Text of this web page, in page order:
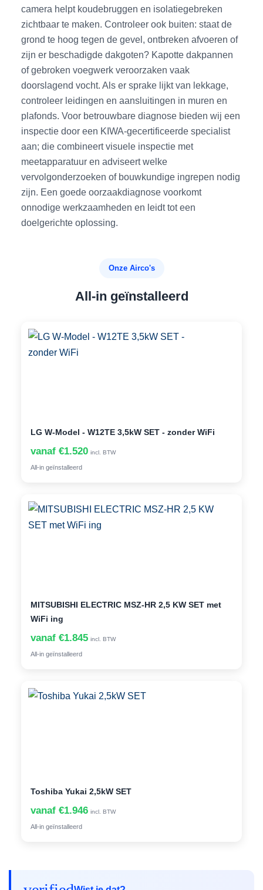
camera helpt koudebruggen en isolatiegebreken
zichtbaar te maken. Controleer ook buiten: staat de
grond te hoog tegen de gevel, ontbreken afvoeren of
zijn er beschadigde dakgoten? Kapotte dakpannen
of gebroken voegwerk veroorzaken vaak
doorslagend vocht. Als er sprake lijkt van lekkage,
controleer leidingen en aansluitingen in muren en
plafonds. Voor betrouwbare diagnose bieden wij een
inspectie door een KIWA-gecertificeerde specialist
aan; die combineert visuele inspectie met
meetapparatuur en adviseert welke
vervolgonderzoeken of bouwkundige ingrepen nodig
zijn. Een goede oorzaakdiagnose voorkomt
onnodige werkzaamheden en leidt tot een
doelgerichte oplossing.
Onze Airco's
All-in geïnstalleerd
LG W-Model - W12TE 3,5kW SET - zonder WiFi
vanaf €1.520 incl. BTW
All-in geïnstalleerd
MITSUBISHI ELECTRIC MSZ-HR 2,5 KW SET met
WiFi ing
vanaf €1.845 incl. BTW
All-in geïnstalleerd
Toshiba Yukai 2,5kW SET
vanaf €1.946 incl. BTW
All-in geïnstalleerd